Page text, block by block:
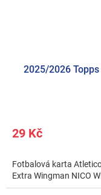
2025/2026
29 Kč
Fotbalová karta
Extra Wingman NICO